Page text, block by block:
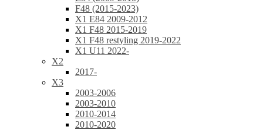
F48 (2015-2023)
X1 E84 2009-2012
X1 F48 2015-2019
X1 F48 restyling 2019-2022
X1 U11 2022-
X2
2017-
X3
2003-2006
2003-2010
2010-2014
2010-2020